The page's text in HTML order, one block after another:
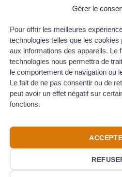
Gérer le
Pour offrir les meilleures
technologies telles que les
aux informations des appareils. Le
technologies nous permettra de
le comportement de navigation ou
Le fait de ne pas consentir ou de
peut avoir un effet négatif sur
fonctions.
RELATED PRODUCTS
HOSETAILS CLAMP
Hosetail clamp DN15/50.5
7.80€ TTC